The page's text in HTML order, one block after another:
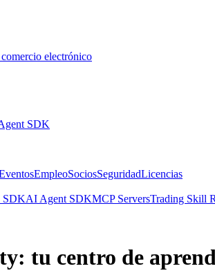
electrónico
SDK
EmpleoSociosSeguridadLicencias
SDKAI Agent SDKMCP ServersTrading Skill
tu centro de